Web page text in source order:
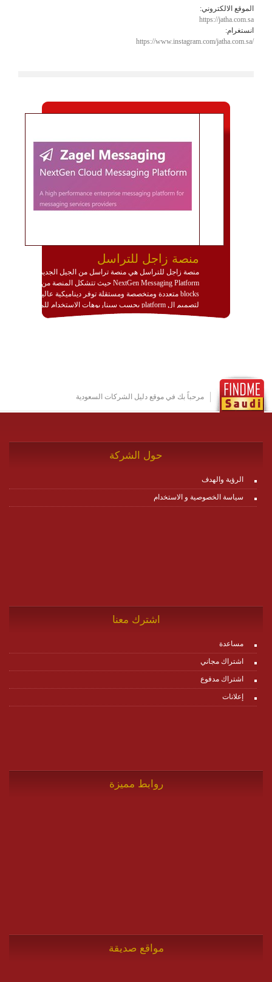
الموقع الالكتروني:
https://jatha.com.sa
انستغرام:
https://www.instagram.com/jatha.com.sa/
منصة زاجل للتراسل
منصة زاجل للتراسل هي منصة تراسل من الجيل الجديد
NextGen Messaging Platform حيث تتشكل المنصة من
blocks متعددة ومتخصصة ومستقلة توفر ديناميكية عالية
لتصميم ال platform بحسب سيناريوهات الاستخدام للمنصة
وتتوافق مع النشر والاستثمار ضمن بيئة استضافة dedicated
http://www.plutosms.com/zagel
مرحباً بك في موقع دليل الشركات السعودية
حول الشركة
الرؤية والهدف
سياسة الخصوصية و الاستخدام
اشترك معنا
مساعدة
اشتراك مجاني
اشتراك مدفوع
إعلانات
روابط مميزة
مواقع صديقة